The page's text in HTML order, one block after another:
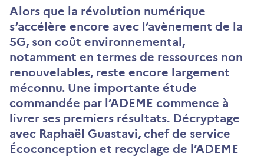
Alors que la révolution numérique
s’accélère encore avec l’avènement de la
5G, son coût environnemental,
notamment en termes de ressources non
renouvelables, reste encore largement
méconnu. Une importante étude
commandée par l’ADEME commence à
livrer ses premiers résultats. Décryptage
avec Raphaël Guastavi, chef de service
Écoconception et recyclage de l’ADEME